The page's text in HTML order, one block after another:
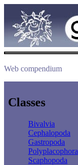
Web compendium
Classes
Bivalvia
Cephalopoda
Gastropoda
Polyplacophora
Scaphopoda